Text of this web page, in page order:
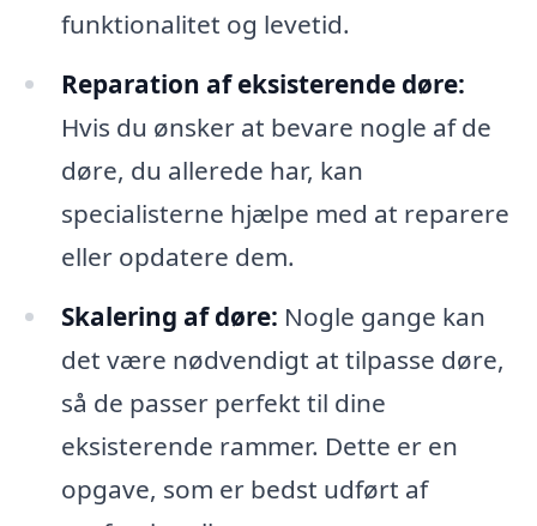
funktionalitet og levetid.
Reparation af eksisterende døre:
Hvis du ønsker at bevare nogle af de
døre, du allerede har, kan
specialisterne hjælpe med at reparere
eller opdatere dem.
Skalering af døre: Nogle gange kan
det være nødvendigt at tilpasse døre,
så de passer perfekt til dine
eksisterende rammer. Dette er en
opgave, som er bedst udført af